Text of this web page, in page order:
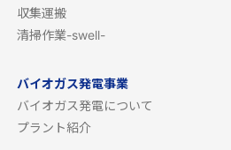
収集運搬
清掃作業-swell-
バイオガス発電事業
バイオガス発電について
プラント紹介